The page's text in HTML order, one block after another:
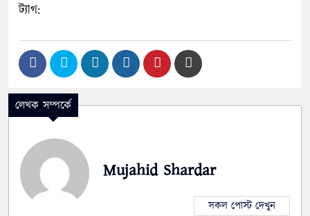
ট্যাগ:
লেখক সম্পর্কে
Mujahid Shardar
সকল পোস্ট দেখুন